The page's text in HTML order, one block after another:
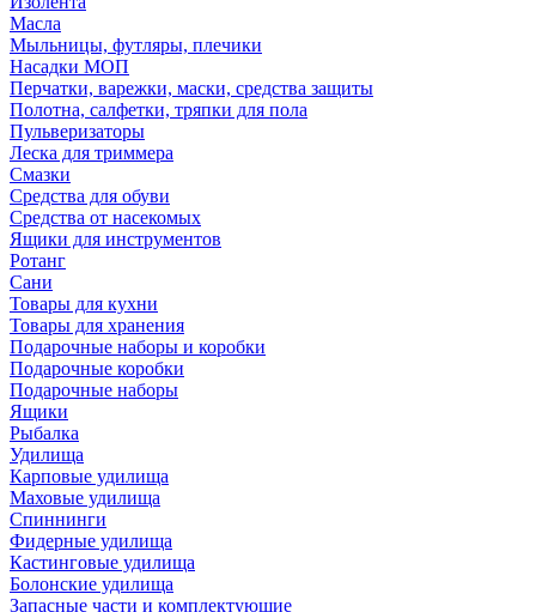
Масла
Мыльницы, футляры, плечики
Насадки МОП
Перчатки, варежки, маски, средства защиты
Полотна, салфетки, тряпки для пола
Пульверизаторы
Леска для триммера
Смазки
Средства для обуви
Средства от насекомых
Ящики для инструментов
Ротанг
Сани
Товары для кухни
Товары для хранения
Подарочные наборы и коробки
Подарочные коробки
Подарочные наборы
Ящики
Рыбалка
Удилища
Карповые удилища
Маховые удилища
Спиннинги
Фидерные удилища
Кастинговые удилища
Болонские удилища
Запасные части и комплектующие